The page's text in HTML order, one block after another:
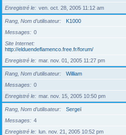
Enregistré le
ven. oct. 28, 2005 11:12 am
Rang, Nom d’utilisateur
K1000
Messages
0
Site Internet
http://elduendeflamenco.free.fr/forum/
Enregistré le
mar. nov. 01, 2005 11:27 pm
Rang, Nom d’utilisateur
William
Messages
0
Enregistré le
mar. nov. 15, 2005 10:50 pm
Rang, Nom d’utilisateur
Sergeï
Messages
4
Enregistré le
lun. nov. 21, 2005 10:52 pm